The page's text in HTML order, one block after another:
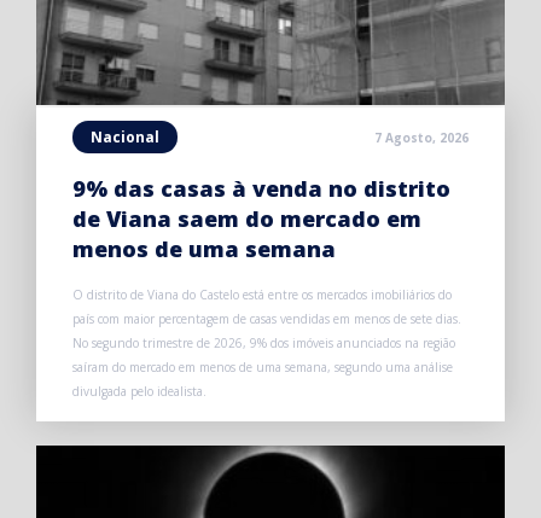
Nacional 7 Agosto, 2026
9% das casas à venda no distrito
de Viana saem do mercado em
menos de uma semana
O distrito de Viana do Castelo está entre os mercados imobiliários do
país com maior percentagem de casas vendidas em menos de sete dias.
No segundo trimestre de 2026, 9% dos imóveis anunciados na região
saíram do mercado em menos de uma semana, segundo uma análise
divulgada pelo idealista.